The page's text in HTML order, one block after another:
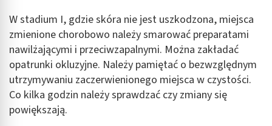
W stadium I, gdzie skóra nie jest uszkodzona, miejsca
zmienione chorobowo należy smarować preparatami
nawilżającymi i przeciwzapalnymi. Można zakładać
opatrunki okluzyjne. Należy pamiętać o bezwzględnym
utrzymywaniu zaczerwienionego miejsca w czystości.
Co kilka godzin należy sprawdzać czy zmiany się
powiększają.